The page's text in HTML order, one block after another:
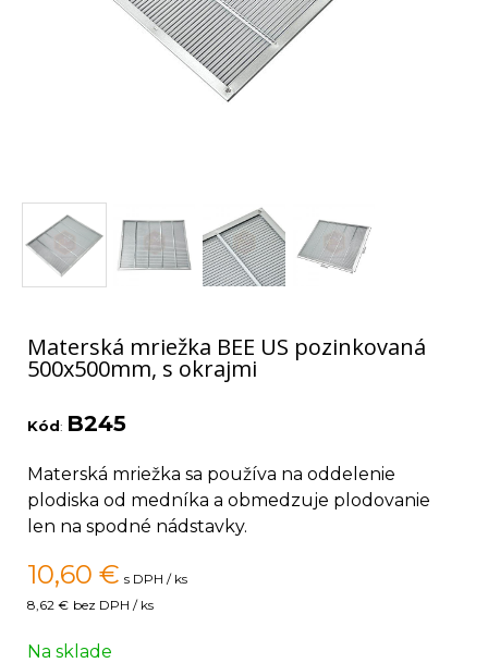
Materská mriežka BEE US pozinkovaná
500x500mm, s okrajmi
Kód: B245
Materská mriežka sa používa na oddelenie
plodiska od medníka a obmedzuje plodovanie
len na spodné nádstavky.
10,60 € s DPH / ks
8,62 € bez DPH / ks
Na sklade